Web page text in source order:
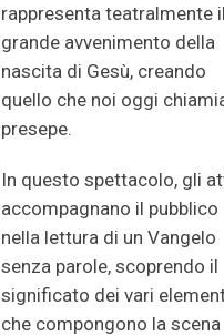
rappresenta teatralmente il
grande avvenimento della
nascita di Gesù, creando
quello che noi oggi
presepe.
In questo spettacolo, gli
accompagnano il pubblico
nella lettura di un Vangelo
senza parole, scoprendo il
significato dei vari
che compongono la scena